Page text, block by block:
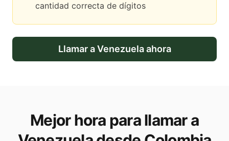
cantidad correcta de dígitos
Llamar aVenezuelaahora
Mejor hora para llamar a